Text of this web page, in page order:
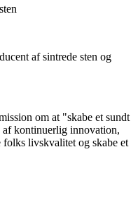
af sintrede sten og
om at "skabe et sundt
kontinuerlig innovation,
livskvalitet og skabe et